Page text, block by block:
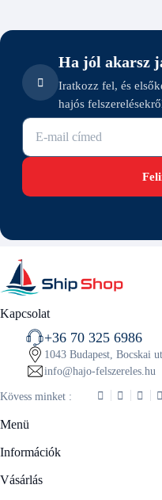
Ha jól akarsz
Iratkozz fel, és
hajós
E-mail cím
Kapcsolat
+36 70 325 6986
1043 Budapest, Bocskai
info@hajo-felszereles.hu
Kövess minket :
Menü
Információk
Vásárlás